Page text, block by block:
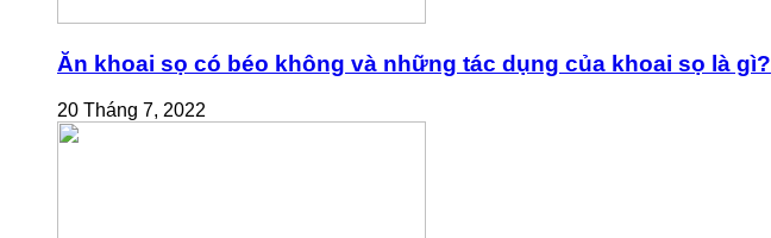
Ăn khoai sọ có béo không và những tác dụng của khoai sọ là gì?
20 Tháng 7, 2022